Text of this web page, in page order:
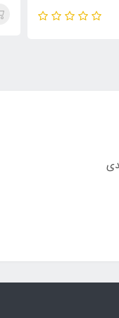
ساواج الکسیر , Enigma UNE
Dior